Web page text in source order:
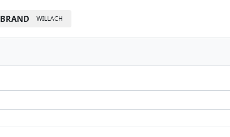
Vedi pagina catalogo
BRAND WILLACH